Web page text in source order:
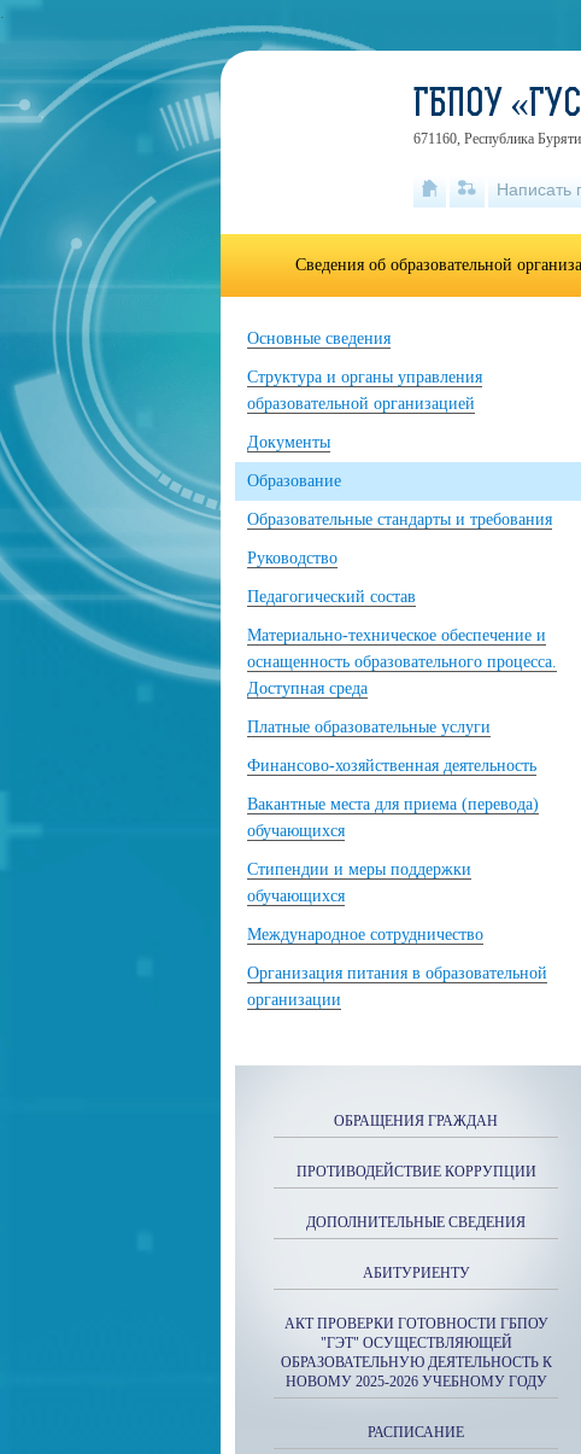
.
Основные сведения
Структура и органы управления
образовательной организацией
Документы
Образование
Образовательные стандарты и требования
Руководство
Педагогический состав
Материально-техническое обеспечение и
оснащенность образовательного процесса.
Доступная среда
Платные образовательные услуги
Финансово-хозяйственная деятельность
Вакантные места для приема (перевода)
обучающихся
Стипендии и меры поддержки
обучающихся
Международное сотрудничество
Организация питания в образовательной
организации
ОБРАЩЕНИЯ ГРАЖДАН
ПРОТИВОДЕЙСТВИЕ КОРРУПЦИИ
ДОПОЛНИТЕЛЬНЫЕ СВЕДЕНИЯ
АБИТУРИЕНТУ
АКТ ПРОВЕРКИ ГОТОВНОСТИ ГБПОУ
"ГЭТ" ОСУЩЕСТВЛЯЮЩЕЙ
ОБРАЗОВАТЕЛЬНУЮ ДЕЯТЕЛЬНОСТЬ К
НОВОМУ 2025-2026 УЧЕБНОМУ ГОДУ
РАСПИСАНИЕ
ГБПОУ
671160, Республика
Написать
Сведения об образовательной